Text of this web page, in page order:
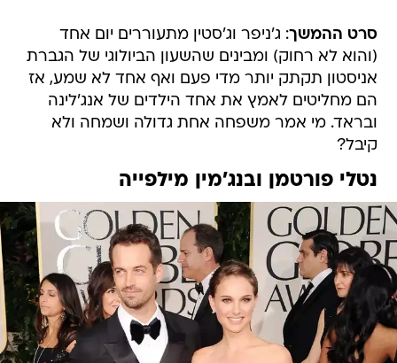
אניסטון תקתק יותר מדי פעם ואף אחד לא שמע, אז
הם מחליטים לאמץ את אחד הילדים של אנג'לינה
ובראד. מי אמר משפחה אחת גדולה ושמחה ולא
קיבל?
נטלי פורטמן ובנג'מין מילפייה